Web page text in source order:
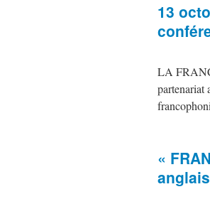
13
LA
partenariat
«